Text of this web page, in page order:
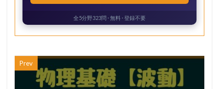
全5分野323問 · 無料 · 登録不要
Prev